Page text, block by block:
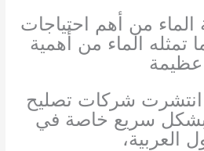
من أهم احتياجات
تمثله الماء من أهمية
عظيمة
انتشرت شركات تصليح
سريع خاصة في
العربية،